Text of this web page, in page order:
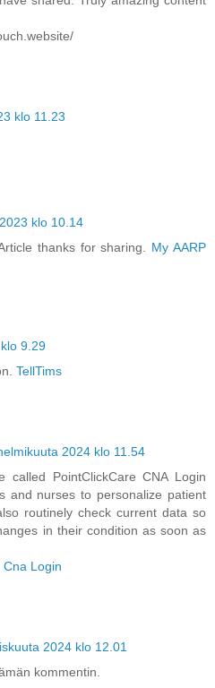
klo 11.23
klo 10.14
thanks for sharing. My AARP
9.29
TellTims
2024 klo 11.54
called PointClickCare CNA Login
and nurses to personalize patient
routinely check current data so
in their condition as soon as
Login
2024 klo 12.01
kommentin.